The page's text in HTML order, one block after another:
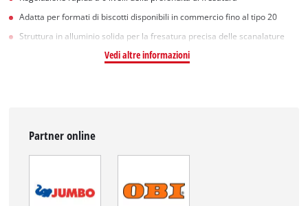
Adatta per formati di biscotti disponibili in commercio fino al tipo 20
Struttura in alluminio solida per la fresatura precisa delle scanalature
Vedi altre informazioni
Partner online